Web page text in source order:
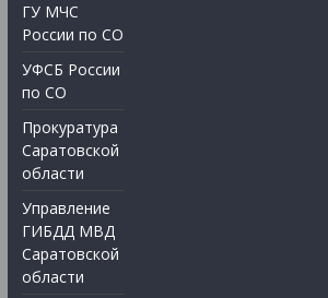
ГУ МЧС
России по СО
УФСБ России
по СО
Прокуратура
Саратовской
области
Управление
ГИБДД МВД
Саратовской
области